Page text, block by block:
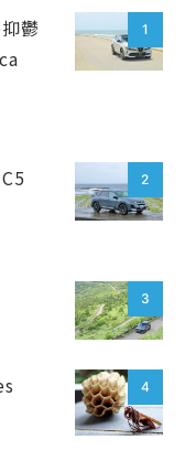
1
鬱
2
3
4